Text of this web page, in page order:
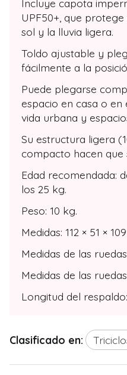
Incluye capota
UPF50+, que
sol y la lluvia ligera.
Toldo ajustable y
fácilmente a la
Puede plegarse
espacio en casa o en
vida urbana y
Su estructura ligera
compacto hacen que
Edad recomendada:
los 25 kg.
Peso: 10 kg.
Medidas: 112 × 51 ×
Medidas de las
Medidas de las
Longitud del
Clasificado en: